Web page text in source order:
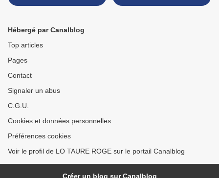
des arènes de Nîmes >
Hébergé par Canalblog
Top articles
Pages
Contact
Signaler un abus
C.G.U.
Cookies et données personnelles
Préférences cookies
Voir le profil de LO TAURE ROGE sur le portail Canalblog
Créer un blog sur Canalblog